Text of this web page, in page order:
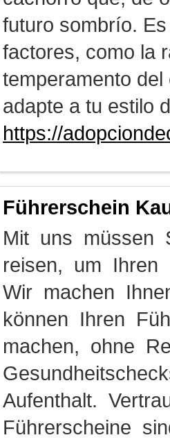
futuro sombrío.
factores, como la
temperamento
adapte a tu estilo
https://
Führerschein
Mit uns müssen
reisen, um Ihren
Wir machen
können Ihren
machen, ohne
Aufenthalt.
Führerscheine